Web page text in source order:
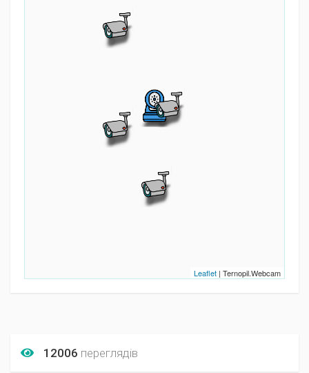
Leaflet | Ternopil.Webcam
12006 переглядів